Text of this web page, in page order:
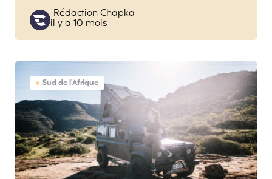
Posted
by
Rédaction Chapka
il y a 10 mois
Sud de l'Afrique